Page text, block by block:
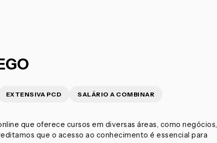
EXTENSIVA PCD SALÁRIO A COMBINAR
que oferece cursos em diversas áreas, como negócios,
que o acesso ao conhecimento é essencial para